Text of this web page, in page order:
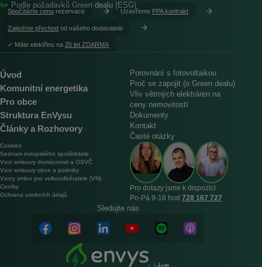
Podle požadavků Green dealu (ESG)
Spočítáme cenu rezervace Uzavřeme PPA kontrakt
Zajistíme přechod od vašeho dodavatele
︎✓ Máte elektřinu na25 let ZDARMA
Úvod
Komunitní energetika
Pro obce
Struktura EnVysu
Články a Rozhovory
Porovnání s fotovoltaikou
Proč se zapojit (o Green dealu)
Vliv větrných elektráren na
ceny nemovitostí
Dokumenty
Kontakt
Časté otázky
Cookies
Seznam evropského spotřebitele
Vzor smlouvy domácnosti a OSVČ
Vzor smlouvy obce a podniky
Vzory smluv pro velkoodběratele (VN)
Ceníky
Ochrana osobních údajů
Pro dotazy jsme k dispozici
Po‑Pá 9‑16 hod 728 167 727
Sledujte nás